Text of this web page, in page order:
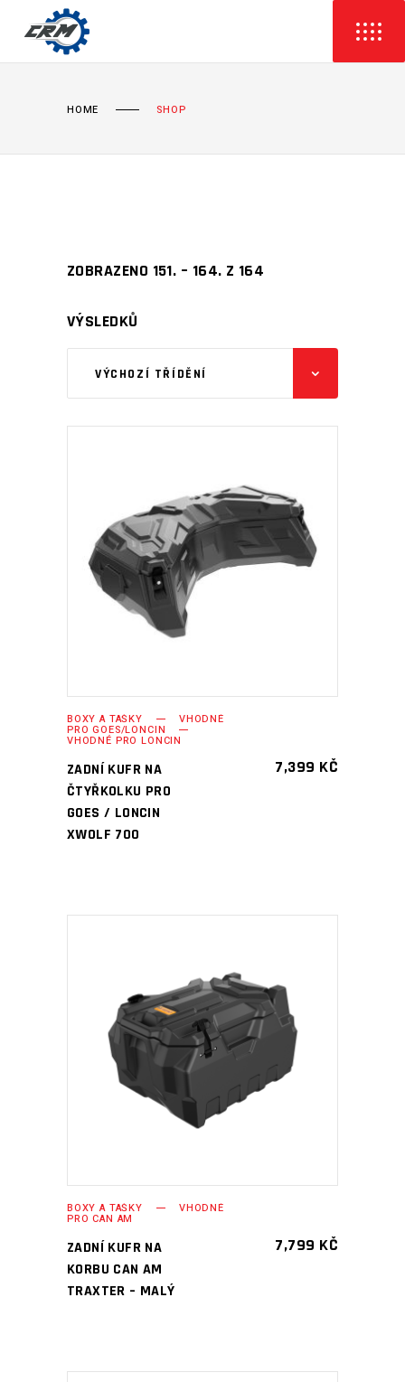
HOME SHOP
ZOBRAZENO 151. – 164. Z 164
VÝSLEDKŮ
VÝCHOZÍ TŘÍDĚNÍ
PŘIDAT DO KOŠÍKU
BOXY A TAŠKY VHODNÉ
PRO GOES/LONCIN
VHODNÉ PRO LONCIN
ZADNÍ KUFR NA
ČTYŘKOLKU PRO
GOES / LONCIN
XWOLF 700
7,399 KČ
PŘIDAT DO KOŠÍKU
BOXY A TAŠKY VHODNÉ
PRO CAN AM
ZADNÍ KUFR NA
KORBU CAN AM
TRAXTER – MALÝ
7,799 KČ